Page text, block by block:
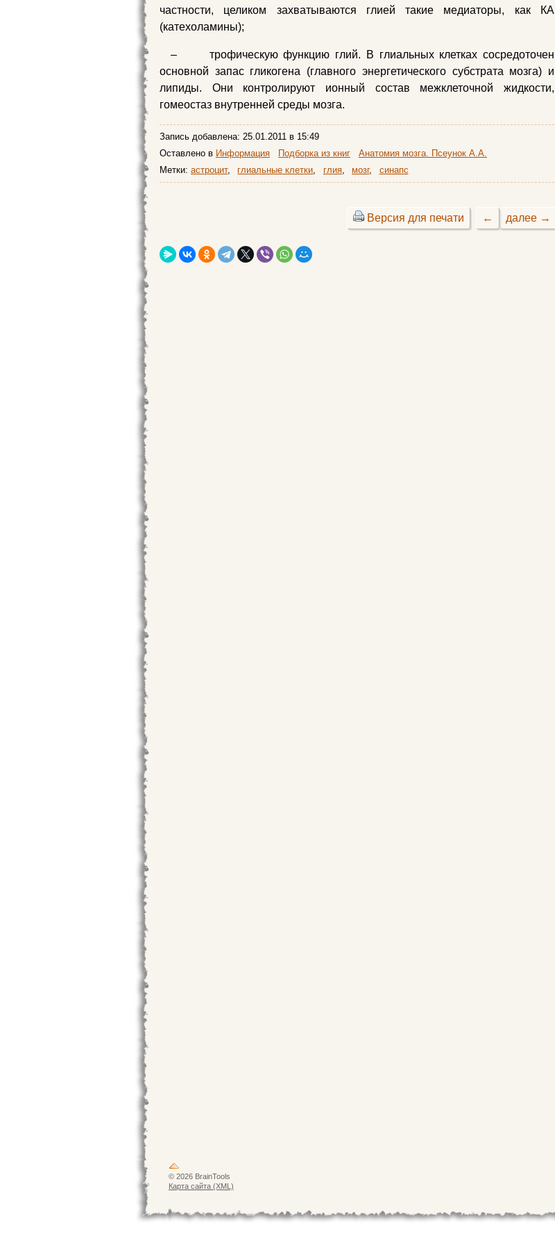
частности, целиком захватываются глией такие медиаторы, как КА
(катехоламины);
– трофическую функцию глий. В глиальных клетках сосредоточен
основной запас гликогена (главного энергетического субстрата мозга) и
липиды. Они контролируют ионный состав межклеточной жидкости,
гомеостаз внутренней среды мозга.
Запись добавлена: 25.01.2011 в 15:49
Оставлено в Информация Подборка из книг
Анатомия мозга. Псеунок А.А.
Метки: астроцит, глиальные клетки, глия, мозг, синапс
далее →
←
Версия для печати
© 2026 BrainTools
Карта сайта (XML)